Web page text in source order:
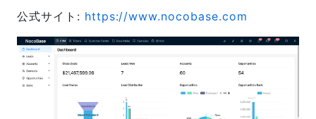
公式サイト: https://www.nocobase.com